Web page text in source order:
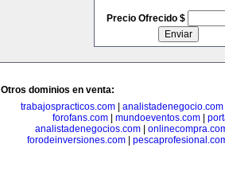
Precio Ofrecido $
Otros dominios en venta:
trabajospracticos.com| analistadenegocio.com
forofans.com
mundoeventos.com
analistadenegocios.com
forodeinversiones.com